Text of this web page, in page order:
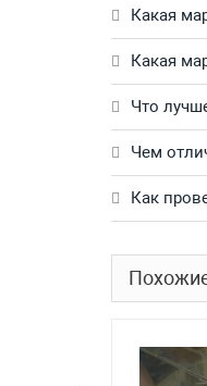
Какая
Какая
Что
Чем
Как